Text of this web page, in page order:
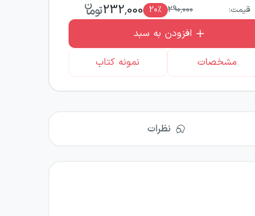
قیمت: 290,000
20٪ 232,000
افزودن به سبد
مشخصات
نمونه کتاب
نظرات